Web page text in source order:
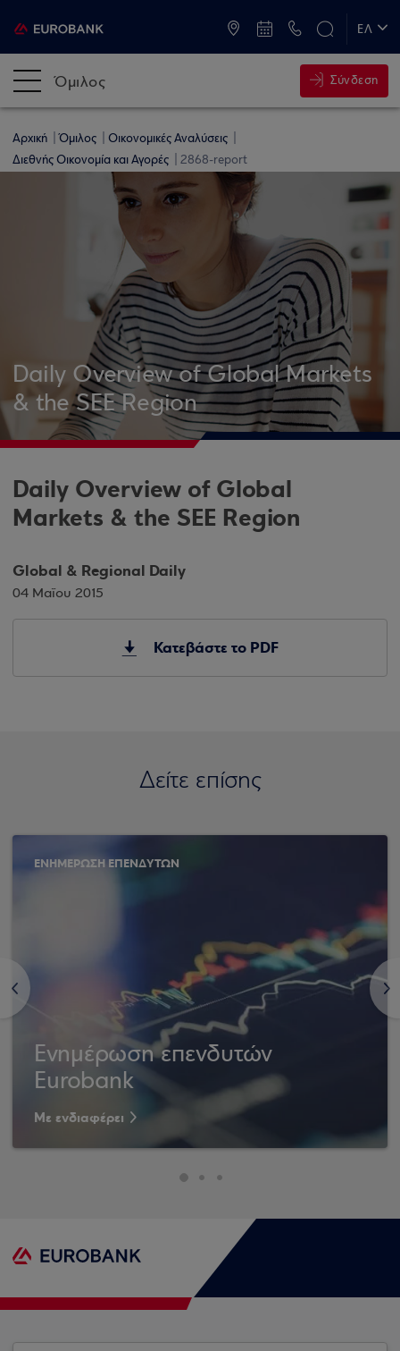
ΕΛ
Όμιλος Σύνδεση
Αρχική Όμιλος
Οικονομικές Αναλύσεις
Διεθνής Οικονομία και Αγορές
2868-report
Daily Overview of Global Markets
& the SEE Region
Daily Overview of Global
Markets & the SEE Region
Global & Regional Daily
04 Μαΐου 2015
Κατεβάστε το PDF
Δείτε επίσης
<
ΕΝΗΜΕΡΩΣΗ ΕΠΕΝΔΥΤΩΝ
Ενημέρωση επενδυτών
Eurobank
Με ενδιαφέρει
>